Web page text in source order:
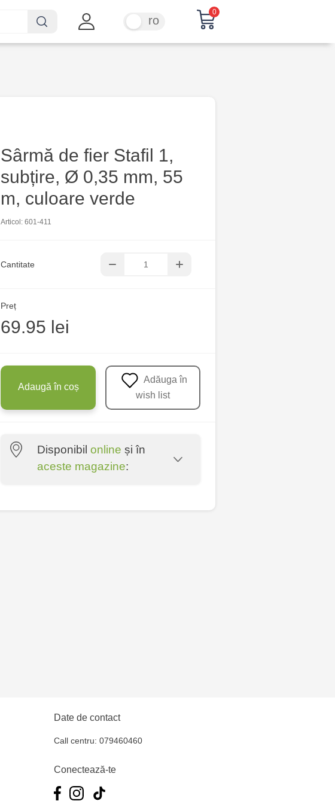
ro
0
Sârmă de fier Stafil 1,
subțire, Ø 0,35 mm, 55
m, culoare verde
Articol: 601-411
Cantitate
Preț
69.95 lei
Adaugă în coș
wish list
Disponibil online și în
aceste magazine:
10/1
Crafti Bălți - str. Alexandru Cel
Multistore Poșta Veche - str.
Socoleni, 7
Date de contact
Call centru: 079460460
Conectează-te